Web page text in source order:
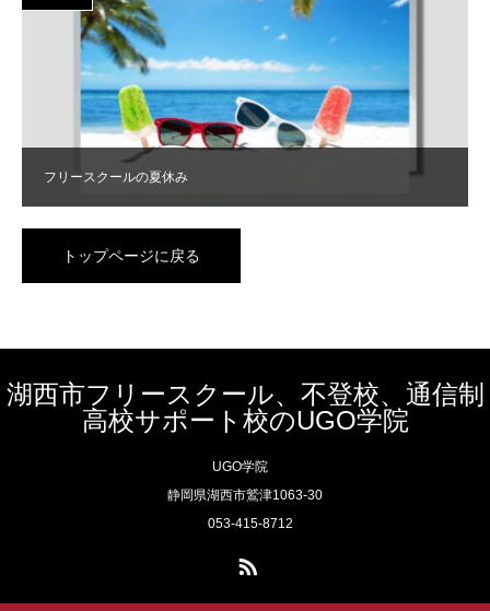
フリースクールの夏休み
トップページに戻る
湖西市フリースクール、不登校、通信制
高校サポート校のUGO学院
UGO学院
静岡県湖西市鷲津1063-30
053-415-8712